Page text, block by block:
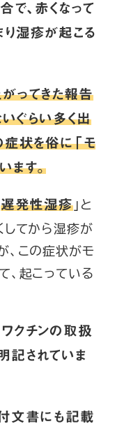
で、赤くなって
湿疹が起こる
ってきた報告
ぐらい多く出
症状を俗に「モ
ます。
遅発性湿疹」と
してから湿疹が
、この症状がモ
、起こっている
クチンの取扱
記されていま
文書にも記載